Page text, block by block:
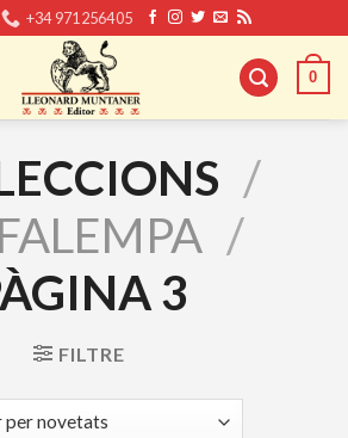
+34 971256405
0
/
/
3
FILTRE